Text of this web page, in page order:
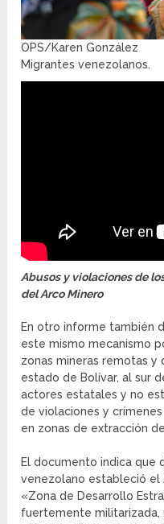
OPS/Karen González
Migrantes venezolanos.
Abusos y violaciones de
del Arco Minero
En otro informe también
este mismo mecanismo
zonas mineras remotas
estado de Bolívar, al sur
actores estatales y no
de violaciones y
en zonas de extracción
El documento indica que
venezolano estableció el
«Zona de Desarrollo
fuertemente militarizada,